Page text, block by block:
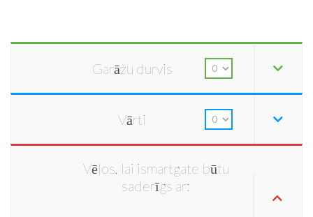
Garāžu durvis
Vārti
Vēlos, lai ismartgate būtu
saderīgs ar: